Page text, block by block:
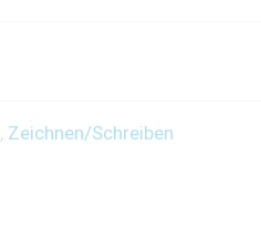
, Zeichnen/Schreiben